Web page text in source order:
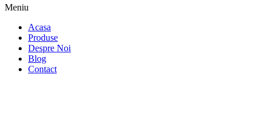
Meniu
Acasa
Produse
Despre Noi
Blog
Contact